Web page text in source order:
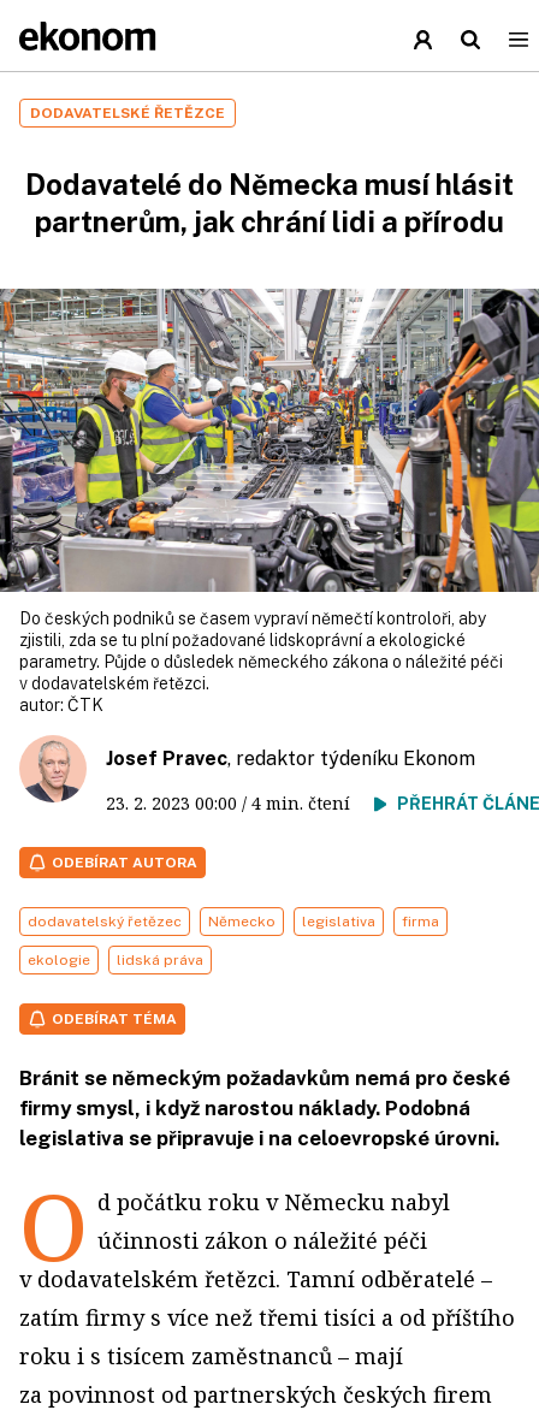
DODAVATELSKÉ ŘETĚZCE
Dodavatelé do Německa musí hlásit
partnerům, jak chrání lidi a přírodu
Do českých podniků se časem vypraví němečtí kontroloři, aby
zjistili, zda se tu plní požadované lidskoprávní a ekologické
parametry. Půjde o důsledek německého zákona o náležité péči
v dodavatelském řetězci.
autor: ČTK
Josef Pravec, redaktor týdeníku Ekonom
23. 2. 2023 00:00 / 4 min. čtení PŘEHRÁT
ODEBÍRAT AUTORA
dodavatelský řetězec Německo legislativa firma
ekologie lidská práva
ODEBÍRAT TÉMA
Bránit se německým požadavkům nemá pro české
firmy smysl, i když narostou náklady. Podobná
legislativa se připravuje i na celoevropské úrovni.
O d počátku roku v Německu nabyl
účinnosti zákon o náležité péči
v dodavatelském řetězci. Tamní odběratelé –
zatím firmy s více než třemi tisíci a od příštího
roku i s tisícem zaměstnanců – mají
za povinnost od partnerských českých firem